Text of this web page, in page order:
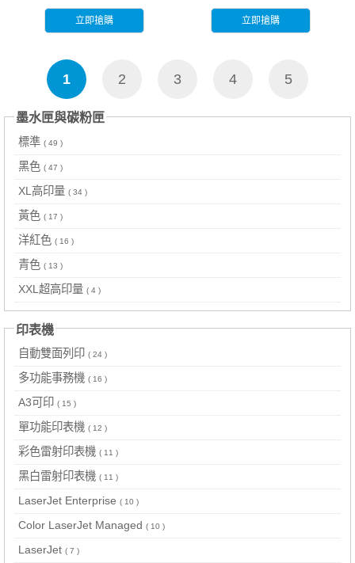
立即搶購 立即搶購
1 2 3 4 5
墨水匣與碳粉匣
標準 ( 49 )
黑色 ( 47 )
XL高印量 ( 34 )
黃色 ( 17 )
洋紅色 ( 16 )
青色 ( 13 )
XXL超高印量 ( 4 )
印表機
自動雙面列印 ( 24 )
多功能事務機 ( 16 )
A3可印 ( 15 )
單功能印表機 ( 12 )
彩色雷射印表機 ( 11 )
黑白雷射印表機 ( 11 )
LaserJet Enterprise ( 10 )
Color LaserJet Managed ( 10 )
LaserJet ( 7 )